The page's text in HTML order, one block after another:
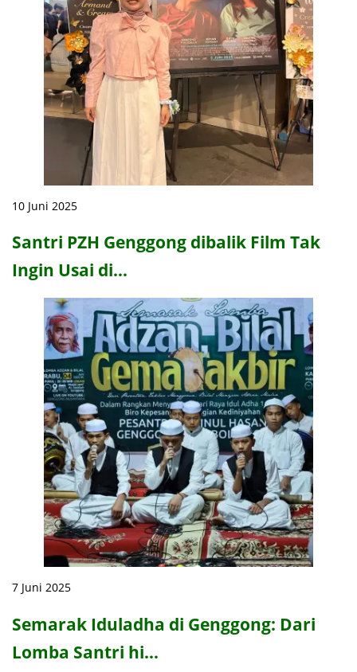
10 Juni 2025
Santri PZH Genggong dibalik Film Tak
Ingin Usai di…
7 Juni 2025
Semarak Iduladha di Genggong: Dari
Lomba Santri hi…